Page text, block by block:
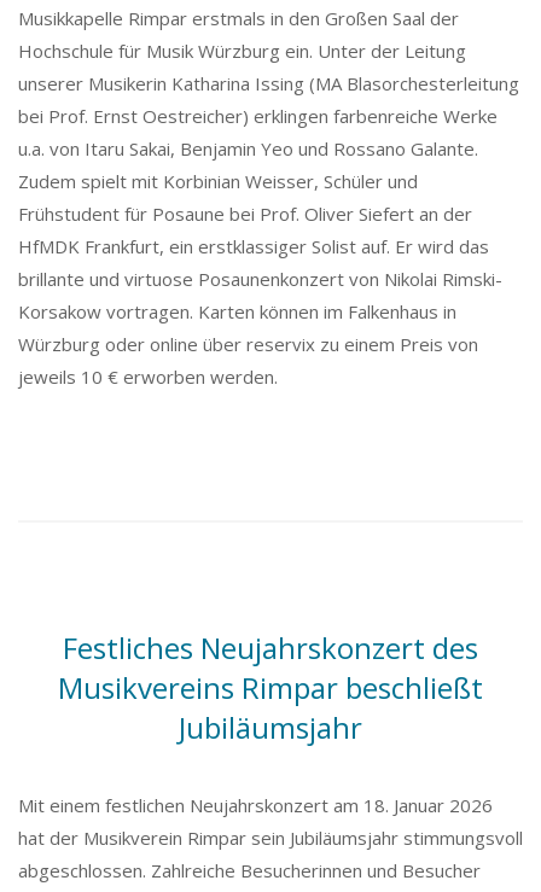
Musikkapelle Rimpar erstmals in den Großen Saal der
Hochschule für Musik Würzburg ein. Unter der Leitung
unserer Musikerin Katharina Issing (MA Blasorchesterleitung
bei Prof. Ernst Oestreicher) erklingen farbenreiche Werke
u.a. von Itaru Sakai, Benjamin Yeo und Rossano Galante.
Zudem spielt mit Korbinian Weisser, Schüler und
Frühstudent für Posaune bei Prof. Oliver Siefert an der
HfMDK Frankfurt, ein erstklassiger Solist auf. Er wird das
brillante und virtuose Posaunenkonzert von Nikolai Rimski-
Korsakow vortragen. Karten können im Falkenhaus in
Würzburg oder online über reservix zu einem Preis von
jeweils 10 € erworben werden.
Festliches Neujahrskonzert des
Musikvereins Rimpar beschließt
Jubiläumsjahr
Mit einem festlichen Neujahrskonzert am 18. Januar 2026
hat der Musikverein Rimpar sein Jubiläumsjahr stimmungsvoll
abgeschlossen. Zahlreiche Besucherinnen und Besucher